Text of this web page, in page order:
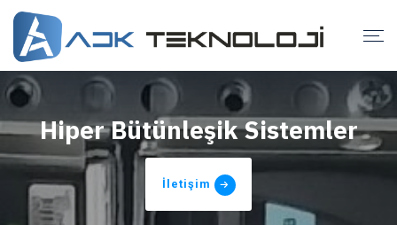
Hiper Bütünleşik Sistemler
İletişim